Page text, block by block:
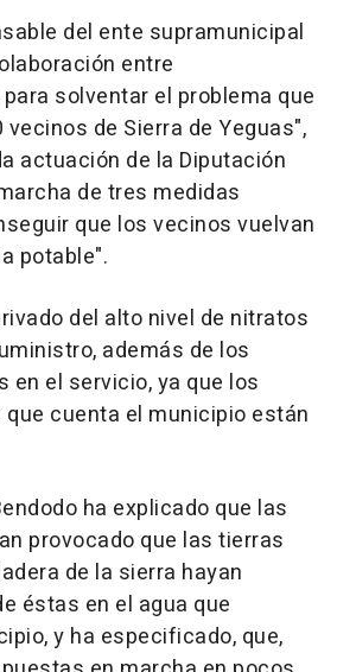
del ente supramunicipal
entre
solventar el problema que
de Sierra de Yeguas",
actuación de la Diputación
de tres medidas
que los vecinos vuelvan
potable".
del alto nivel de nitratos
además de los
en el servicio, ya que los
cuenta el municipio están
ha explicado que las
provocado que las tierras
de la sierra hayan
éstas en el agua que
y ha especificado, que,